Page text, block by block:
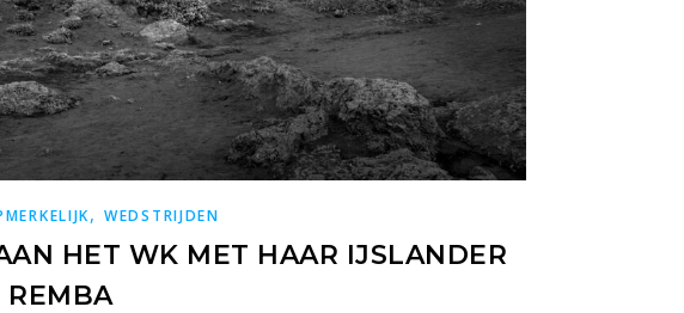
,WEDSTRIJDEN
HET WK MET HAAR IJSLANDER
REMBA